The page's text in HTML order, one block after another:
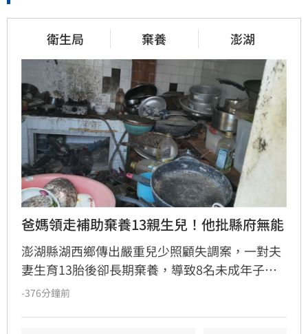
衛生局 棄養 澎湖
爸媽領走補助棄養13親生兒！他批縣府無能
澎湖縣湖西鄉傳出嚴重兒少照顧失調案，一對夫
妻生育13胎後卻長期棄養，導致8名未成年子女
擠在4坪小屋內「小孩養小孩」，生活慘況引發
-376分鐘前